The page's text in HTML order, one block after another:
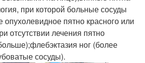
при которой больные сосуды
пятно красного или
отсутствии лечения пятно
ног (более
сосуды).